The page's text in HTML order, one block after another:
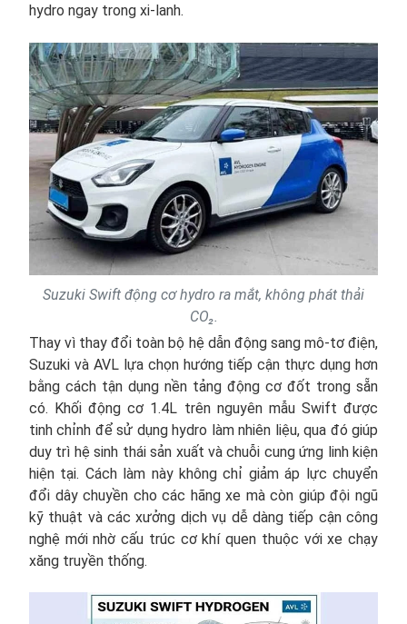
hydro ngay trong xi-lanh.
Suzuki Swift động cơ hydro ra mắt, không phát thải
CO₂.
Thay vì thay đổi toàn bộ hệ dẫn động sang mô-tơ điện,
Suzuki và AVL lựa chọn hướng tiếp cận thực dụng hơn
bằng cách tận dụng nền tảng động cơ đốt trong sẵn
có. Khối động cơ 1.4L trên nguyên mẫu Swift được
tinh chỉnh để sử dụng hydro làm nhiên liệu, qua đó giúp
duy trì hệ sinh thái sản xuất và chuỗi cung ứng linh kiện
hiện tại. Cách làm này không chỉ giảm áp lực chuyển
đổi dây chuyền cho các hãng xe mà còn giúp đội ngũ
kỹ thuật và các xưởng dịch vụ dễ dàng tiếp cận công
nghệ mới nhờ cấu trúc cơ khí quen thuộc với xe chạy
xăng truyền thống.